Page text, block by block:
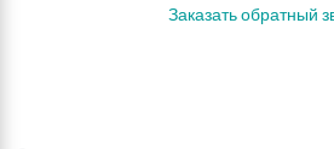
Заказать обратный